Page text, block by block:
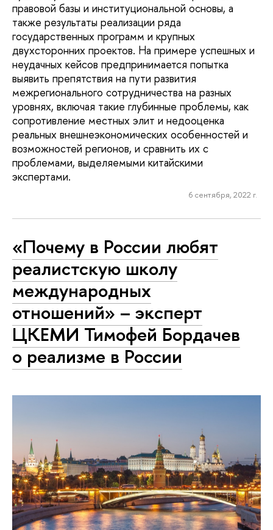
правовой базы и институциональной основы, а
также результаты реализации ряда
государственных программ и крупных
двухсторонних проектов. На примере успешных и
неудачных кейсов предпринимается попытка
выявить препятствия на пути развития
межрегионального сотрудничества на разных
уровнях, включая такие глубинные проблемы, как
сопротивление местных элит и недооценка
реальных внешнеэкономических особенностей и
возможностей регионов, и сравнить их с
проблемами, выделяемыми китайскими
экспертами.
6 сентября, 2022 г.
«Почему в России любят
реалистскую школу
международных
отношений» – эксперт
ЦКЕМИ Тимофей Бордачев
о реализме в России